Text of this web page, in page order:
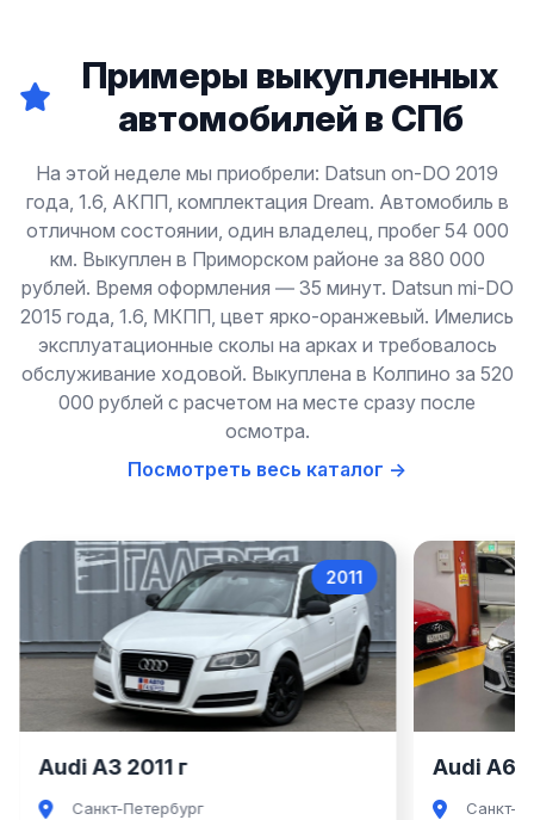
Примеры выкупленных
автомобилей в СПб
На этой неделе мы приобрели: Datsun on-DO 2019
года, 1.6, АКПП, комплектация Dream. Автомобиль в
отличном состоянии, один владелец, пробег 54 000
км. Выкуплен в Приморском районе за 880 000
рублей. Время оформления — 35 минут. Datsun mi-DO
2015 года, 1.6, МКПП, цвет ярко-оранжевый. Имелись
эксплуатационные сколы на арках и требовалось
обслуживание ходовой. Выкуплена в Колпино за 520
000 рублей с расчетом на месте сразу после
осмотра.
Посмотреть весь каталог →
Audi A3
2011
Audi A3 2011 г
Санкт-Петербург
Audi A6
Санкт-